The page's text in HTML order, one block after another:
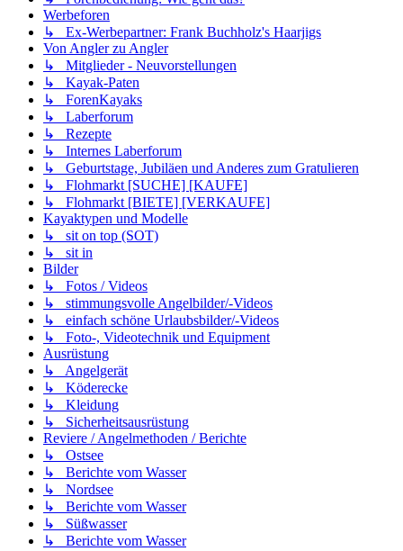
Werbeforen
↳ Ex-Werbepartner: Frank Buchholz's Haarjigs
Von Angler zu Angler
↳ Mitglieder - Neuvorstellungen
↳ Kayak-Paten
↳ ForenKayaks
↳ Laberforum
↳ Rezepte
↳ Internes Laberforum
↳ Geburtstage, Jubiläen und Anderes zum Gratulieren
↳ Flohmarkt [SUCHE] [KAUFE]
↳ Flohmarkt [BIETE] [VERKAUFE]
Kayaktypen und Modelle
↳ sit on top (SOT)
↳ sit in
Bilder
↳ Fotos / Videos
↳ stimmungsvolle Angelbilder/-Videos
↳ einfach schöne Urlaubsbilder/-Videos
↳ Foto-, Videotechnik und Equipment
Ausrüstung
↳ Angelgerät
↳ Köderecke
↳ Kleidung
↳ Sicherheitsausrüstung
Reviere / Angelmethoden / Berichte
↳ Ostsee
↳ Berichte vom Wasser
↳ Nordsee
↳ Berichte vom Wasser
↳ Süßwasser
↳ Berichte vom Wasser